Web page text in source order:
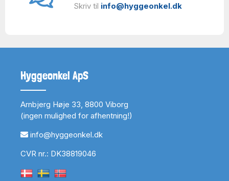
Skriv til info@hyggeonkel.dk
Hyggeonkel ApS
Arnbjerg Høje 33, 8800 Viborg
(ingen mulighed for afhentning!)
info@hyggeonkel.dk
CVR nr.: DK38819046